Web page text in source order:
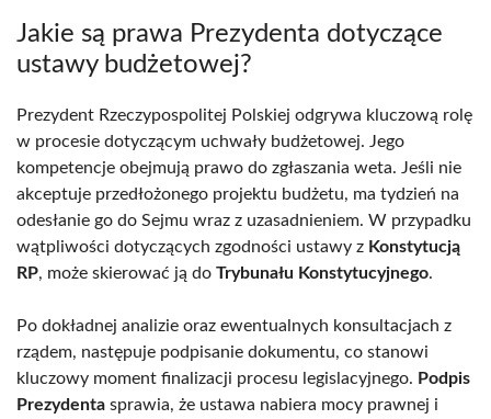
Jakie są prawa Prezydenta dotyczące
ustawy budżetowej?
Prezydent Rzeczypospolitej Polskiej odgrywa kluczową rolę
w procesie dotyczącym uchwały budżetowej. Jego
kompetencje obejmują prawo do zgłaszania weta. Jeśli nie
akceptuje przedłożonego projektu budżetu, ma tydzień na
odesłanie go do Sejmu wraz z uzasadnieniem. W przypadku
wątpliwości dotyczących zgodności ustawy z Konstytucją
RP, może skierować ją do Trybunału Konstytucyjnego.
Po dokładnej analizie oraz ewentualnych konsultacjach z
rządem, następuje podpisanie dokumentu, co stanowi
kluczowy moment finalizacji procesu legislacyjnego. Podpis
Prezydenta sprawia, że ustawa nabiera mocy prawnej i